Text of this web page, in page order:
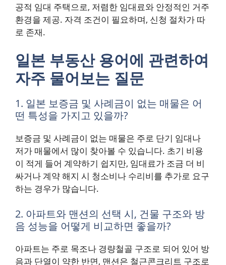
공적 임대 주택으로, 저렴한 임대료와 안정적인 거주
환경을 제공. 자격 조건이 필요하며, 신청 절차가 따
로 존재.
일본 부동산 용어에 관련하여
자주 물어보는 질문
1. 일본 보증금 및 사례금이 없는 매물은 어
떤 특성을 가지고 있을까?
보증금 및 사례금이 없는 매물은 주로 단기 임대나
저가 매물에서 많이 찾아볼 수 있습니다. 초기 비용
이 적게 들어 계약하기 쉽지만, 임대료가 조금 더 비
싸거나 계약 해지 시 청소비나 수리비를 추가로 요구
하는 경우가 많습니다.
2. 아파트와 맨션의 선택 시, 건물 구조와 방
음 성능을 어떻게 비교하면 좋을까?
아파트는 주로 목조나 경량철골 구조로 되어 있어 방
음과 단열이 약한 반면, 맨션은 철근콘크리트 구조로